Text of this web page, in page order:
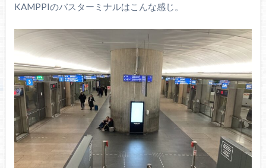
KAMPPIのバスターミナルはこんな感じ。